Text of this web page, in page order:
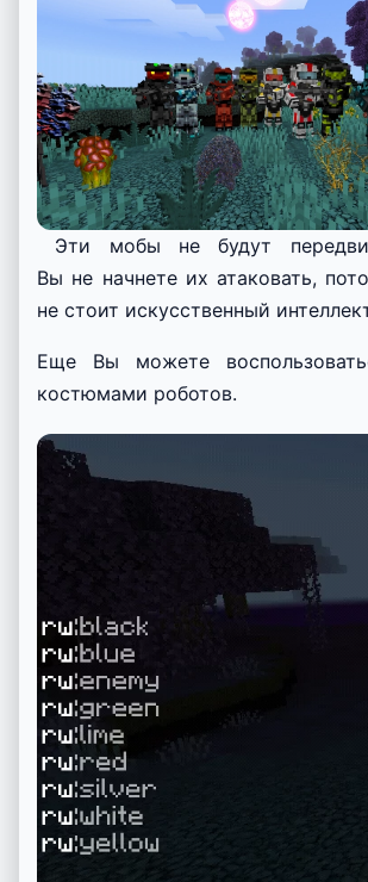
Эти мобы не будут
Вы не начнете их атаковать,
не стоит искусственный
Еще Вы можете
костюмами роботов.